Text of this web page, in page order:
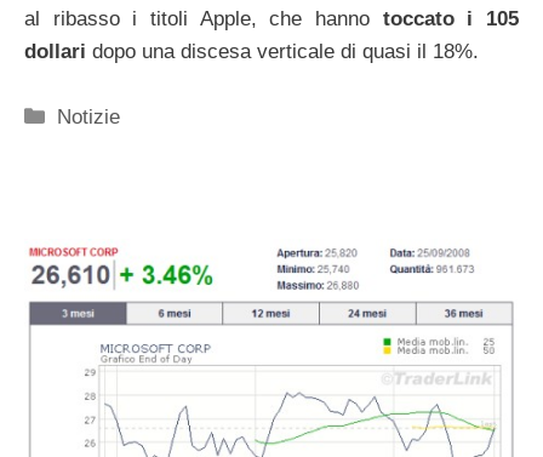
al ribasso i titoli Apple, che hanno toccato i 105
dollari dopo una discesa verticale di quasi il 18%.
Categorie
Notizie